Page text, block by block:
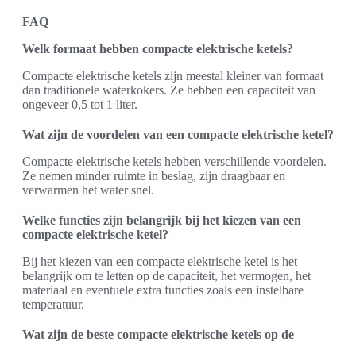
FAQ
Welk formaat hebben compacte elektrische ketels?
Compacte elektrische ketels zijn meestal kleiner van formaat
dan traditionele waterkokers. Ze hebben een capaciteit van
ongeveer 0,5 tot 1 liter.
Wat zijn de voordelen van een compacte elektrische ketel?
Compacte elektrische ketels hebben verschillende voordelen.
Ze nemen minder ruimte in beslag, zijn draagbaar en
verwarmen het water snel.
Welke functies zijn belangrijk bij het kiezen van een
compacte elektrische ketel?
Bij het kiezen van een compacte elektrische ketel is het
belangrijk om te letten op de capaciteit, het vermogen, het
materiaal en eventuele extra functies zoals een instelbare
temperatuur.
Wat zijn de beste compacte elektrische ketels op de